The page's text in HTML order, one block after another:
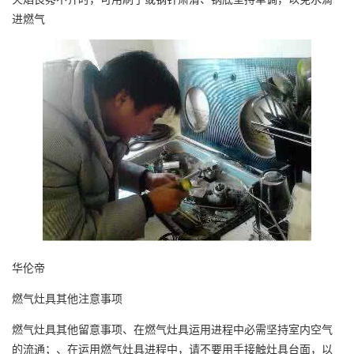
进燃气
华伦帝
燃气灶具其他注意事项
燃气灶具其他留意事项、在燃气灶具运用进程中必需坚持室内空气
的流通；、在运用燃气灶具进程中，请不要用手接触灶具台面，以